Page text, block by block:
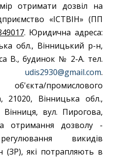
отримати дозвіл на
«ІСТВІН» (ПП
. Юридична адреса:
обл., Вінницький р-н,
В., будинок № 2-A. тел.
udis2930@gmail.com.
промислового
21020, Вінницька обл.,
вул. Пирогова,
дозволу -
викидів
(ЗР), які потрапляють в